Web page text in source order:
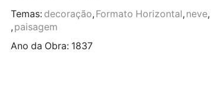
Temas: decoração, Formato Horizontal, neve,
, paisagem
Ano da Obra: 1837